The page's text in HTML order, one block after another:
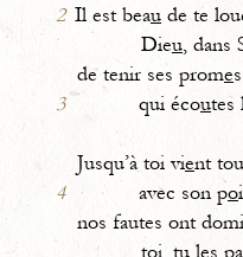
2 Il est beau de te
Dieu, dans
de tenir ses prome
3
qui écoutes
Jusqu’à toi vient
4
avec son po
nos fautes ont
toi, tu les